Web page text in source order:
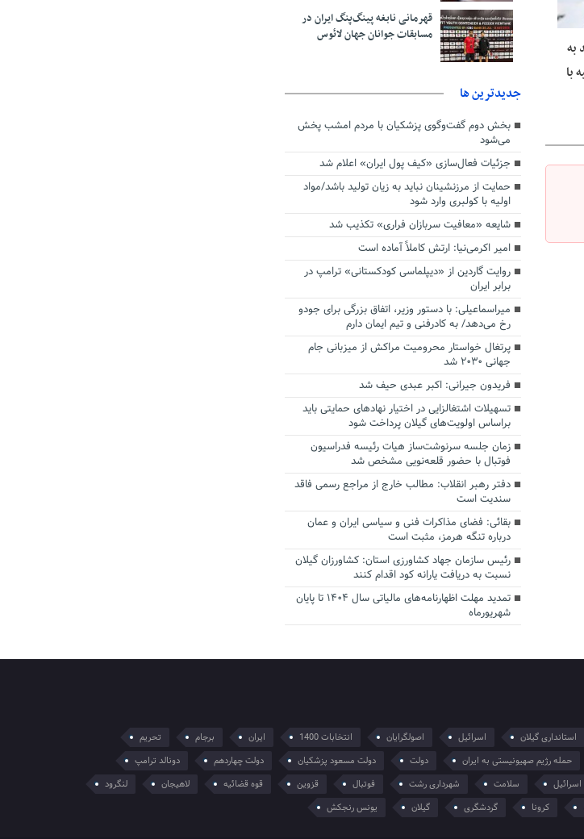
به
با
قهرمانی نابغه پینگ‌پنگ ایران در
مسابقات جوانان جهان لائوس
جديدترين ها
بخش دوم گفت‌وگوی پزشکیان با مردم امشب پخش
می‌شود
جزئیات فعال‌سازی «کیف پول ایران» اعلام شد
حمایت از مرزنشینان نباید به زیان تولید باشد/مواد
اولیه با کولبری وارد شود
شایعه «معافیت سربازان فراری» تکذیب شد
امیر اکرمی‌نیا: ارتش کاملاً آماده است
روایت گاردین از «دیپلماسی کودکستانی» ترامپ در
برابر ایران
میراسماعیلی: با دستور وزیر، اتفاق بزرگی برای جودو
رخ می‌دهد/ به کادرفنی و تیم ایمان دارم
پرتغال خواستار محرومیت مراکش از میزبانی جام
جهانی ۲۰۳۰ شد
فریدون جیرانی: اکبر عبدی حیف شد
تسهیلات اشتغالزایی در اختیار نهادهای حمایتی باید
براساس اولویت‌های گیلان پرداخت شود
زمان جلسه سرنوشت‌ساز هیات رئیسه فدراسیون
فوتبال با حضور قلعه‌نویی مشخص شد
دفتر رهبر انقلاب: مطالب خارج از مراجع رسمی فاقد
سندیت است
بقائی: فضای مذاکرات فنی و سیاسی ایران و عمان
درباره تنگه هرمز، مثبت است
رئیس سازمان جهاد کشاورزی استان: کشاورزان گیلان
نسبت به دریافت یارانه کود اقدام کنند
تمدید مهلت اظهارنامه‌های مالیاتی سال ۱۴۰۴ تا پایان
شهریورماه
استانداری گیلان اسرائیل اصولگرایان انتخابات 1400 ایران برجام
تحریم
حمله رژیم صهیونیستی به ایران دولت دولت مسعود پزشکیان دولت چهاردهم
دونالد ترامپ
سلامت شهرداری رشت فوتبال قزوین قوه قضائیه لاهیجان
لنگرود
کرونا گردشگری گیلان یونس رنجکش